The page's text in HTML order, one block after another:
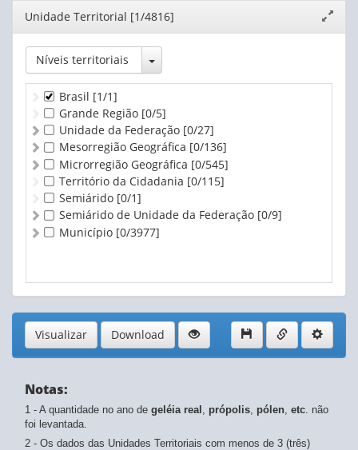
Produtor sem área
Editor
janela
Unidade Territorial [1/4816]
Níveis territoriais Toggle Dropdown
Brasil [1/1]
Grande Região [0/5]
Unidade da Federação [0/27]
Mesorregião Geográfica [0/136]
Microrregião Geográfica [0/545]
Território da Cidadania [0/115]
Semiárido [0/1]
Semiárido de Unidade da Federação [0/9]
Município [0/3977]
Visualizar Download
Notas:
1 - A quantidade no ano de geléia real , própolis, pólen, etc. não
foi levantada.
2 - Os dados das Unidades Territoriais com menos de 3 (três)